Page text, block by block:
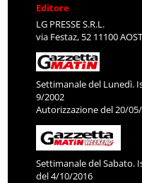
Editore
LG PRESSE S.R.L.
via Festaz, 52 11100
Settimanale del Lunedì.
9/2002
Autorizzazione del 20/
Settimanale del Sabato.
del 4/10/2016